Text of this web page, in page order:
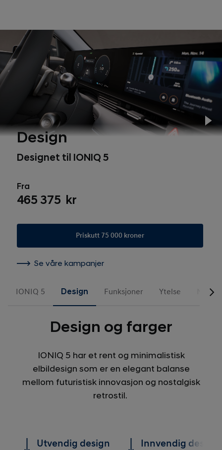
Design
Designet til IONIQ 5
Fra
465 375 kr
Priskutt 75 000 kroner
Se våre kampanjer
IONIQ 5 Design Funksjoner Ytelse N Line
Design og farger
IONIQ 5 har et rent og minimalistisk
elbildesign som er en elegant balanse
mellom futuristisk innovasjon og nostalgisk
retrostil.
Utvendig design Innvendig design